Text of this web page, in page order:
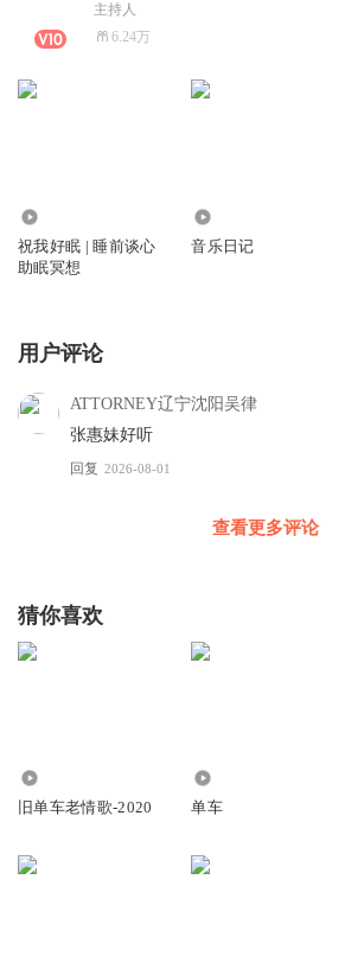
主持人
6.24万
祝我好眠 | 睡前谈心
助眠冥想
音乐日记
用户评论
ATTORNEY辽宁沈阳吴律
张惠妹好听
回复 2026-08-01
查看更多评论
猜你喜欢
旧单车老情歌-2020 单车